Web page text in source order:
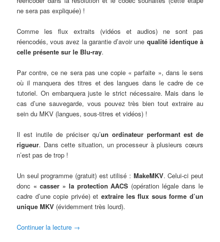
ne sera pas expliquée) !
Comme les flux extraits (vidéos et audios) ne sont pas
réencodés, vous avez la garantie d’avoir une qualité identique à
celle présente sur le Blu-ray.
Par contre, ce ne sera pas une copie « parfaite », dans le sens
où il manquera des titres et des langues dans le cadre de ce
tutoriel. On embarquera juste le strict nécessaire. Mais dans le
cas d’une sauvegarde, vous pouvez très bien tout extraire au
sein du MKV (langues, sous-titres et vidéos) !
Il est inutile de préciser qu’un ordinateur performant est de
rigueur. Dans cette situation, un processeur à plusieurs cœurs
n’est pas de trop !
Un seul programme (gratuit) est utilisé : MakeMKV. Celui-ci peut
donc « casser » la protection AACS (opération légale dans le
cadre d’une copie privée) et extraire les flux sous forme d’un
unique MKV (évidemment très lourd).
Continuer la lecture →